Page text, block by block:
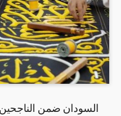
السودان ضمن